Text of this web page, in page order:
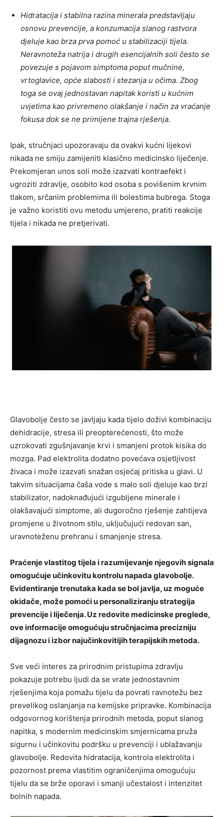
Hidratacija i stabilna razina minerala predstavljaju
osnovu prevencije, a konzumacija slanog rastvora
djeluje kao brza prva pomoć u stabilizaciji tijela.
Neravnoteža natrija i drugih esencijalnih soli često se
povezuje s pojavom simptoma poput mučnine,
vrtoglavice, opće slabosti i stezanja u očima. Zbog
toga se ovaj jednostavan napitak koristi u kućnim
uvjetima kao privremeno olakšanje i način za vraćanje
fokusa dok se ne primijene trajna rješenja.
Ipak, stručnjaci upozoravaju da ovakvi kućni lijekovi
nikada ne smiju zamijeniti klasično medicinsko liječenje.
Prekomjeran unos soli može izazvati kontraefekt i
ugroziti zdravlje, osobito kod osoba s povišenim krvnim
tlakom, srčanim problemima ili bolestima bubrega. Stoga
je važno koristiti ovu metodu umjereno, pratiti reakcije
tijela i nikada ne pretjerivati.
Glavobolje često se javljaju kada tijelo doživi kombinaciju
dehidracije, stresa ili preopterećenosti, što može
uzrokovati zgušnjavanje krvi i smanjeni protok kisika do
mozga. Pad elektrolita dodatno povećava osjetljivost
živaca i može izazvati snažan osjećaj pritiska u glavi. U
takvim situacijama čaša vode s malo soli djeluje kao brzi
stabilizator, nadoknađujući izgubljene minerale i
olakšavajući simptome, ali dugoročno rješenje zahtijeva
promjene u životnom stilu, uključujući redovan san,
uravnoteženu prehranu i smanjenje stresa.
Praćenje vlastitog tijela i razumijevanje njegovih signala
omogućuje učinkovitu kontrolu napada glavobolje.
Evidentiranje trenutaka kada se bol javlja, uz moguće
okidače, može pomoći u personaliziranju strategija
prevencije i liječenja. Uz redovite medicinske preglede,
ove informacije omogućuju stručnjacima precizniju
dijagnozu i izbor najučinkovitijih terapijskih metoda.
Sve veći interes za prirodnim pristupima zdravlju
pokazuje potrebu ljudi da se vrate jednostavnim
rješenjima koja pomažu tijelu da povrati ravnotežu bez
prevelikog oslanjanja na kemijske pripravke. Kombinacija
odgovornog korištenja prirodnih metoda, poput slanog
napitka, s modernim medicinskim smjernicama pruža
sigurnu i učinkovitu podršku u prevenciji i ublažavanju
glavobolje. Redovita hidratacija, kontrola elektrolita i
pozornost prema vlastitim ograničenjima omogućuju
tijelu da se brže oporavi i smanji učestalost i intenzitet
bolnih napada.